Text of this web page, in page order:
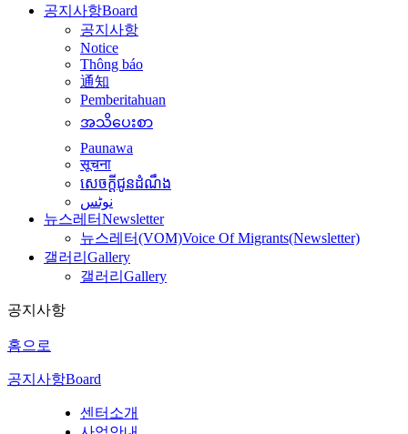
공지사항Board
공지사항
Notice
Thông báo
通知
Pemberitahuan
အသိပေးစာ
Paunawa
सूचना
សេចក្តីជូនដំណឹង
نوٹس
뉴스레터Newsletter
뉴스레터(VOM)Voice Of Migrants(Newsletter)
갤러리 Gallery
갤러리 Gallery
공지사항
홈으로
공지사항Board
센터소개